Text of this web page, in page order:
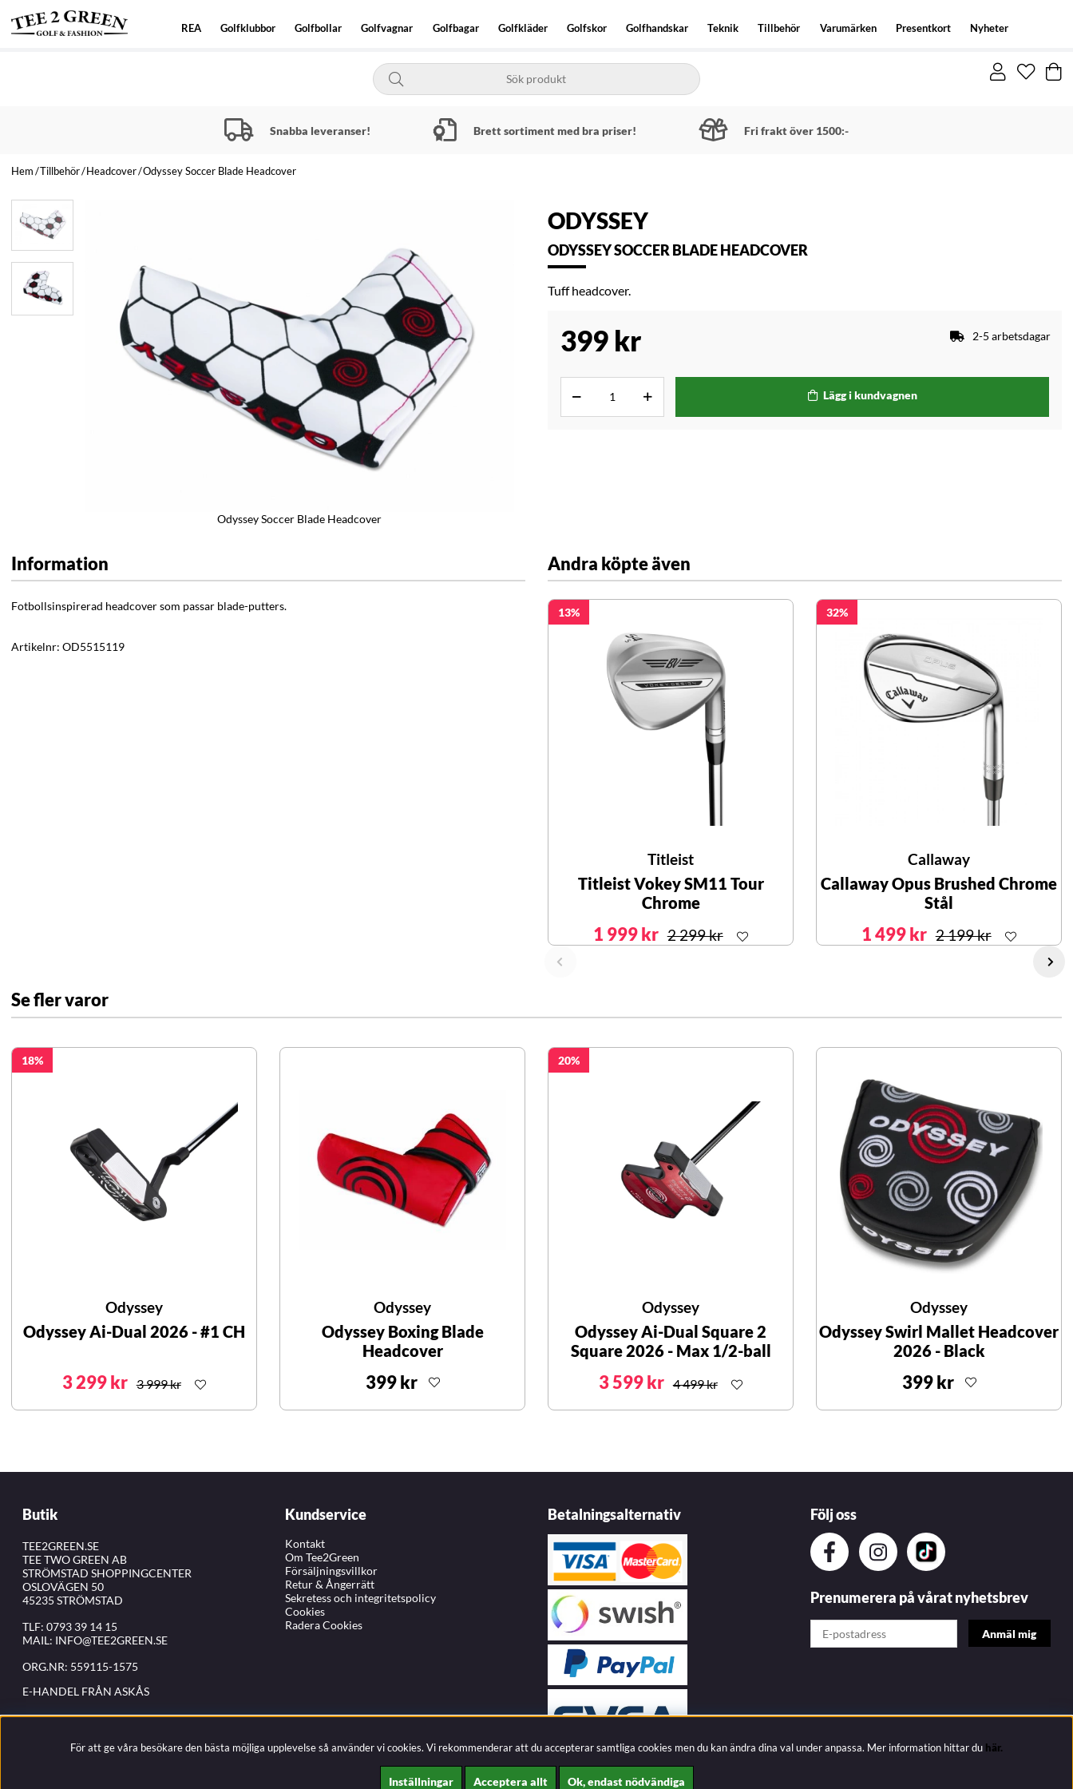
REA Golfklubbor Golfbollar Golfvagnar Golfbagar Golfkläder Golfskor Golfhandskar Teknik Tillbehör Varumärken Presentkort Nyheter
Snabba leveranser! Brett sortiment med bra priser! Fri frakt över 1500:-
Hem Tillbehör Headcover Odyssey Soccer Blade Headcover
Odyssey Soccer Blade Headcover
ODYSSEY
ODYSSEY SOCCER BLADE HEADCOVER
Tuff headcover.
399 kr 2-5 arbetsdagar
Lägg i kundvagnen
Information
Fotbollsinspirerad headcover som passar blade-putters.
Artikelnr: OD5515119
Andra köpte även
13
Titleist
Titleist Vokey SM11 Tour
Chrome
1 999 kr 2 299 kr
32
Callaway
Callaway Opus Brushed Chrome
Stål
1 499 kr 2 199 kr
Se fler varor
18
Odyssey
Odyssey Ai-Dual 2026 - #1 CH
3 299 kr 3 999 kr
Odyssey
Odyssey Boxing Blade
Headcover
399 kr
20
Odyssey
Odyssey Ai-Dual Square 2
Square 2026 - Max 1/2-ball
3 599 kr 4 499 kr
Odyssey
Odyssey Swirl Mallet Headcover
2026 - Black
399 kr
Butik
TEE2GREEN.SE
TEE TWO GREEN AB
STRÖMSTAD SHOPPINGCENTER
OSLOVÄGEN 50
45235 STRÖMSTAD
TLF: 0793 39 14 15
MAIL: INFO@TEE2GREEN.SE
ORG.NR: 559115-1575
E-HANDEL FRÅN ASKÅS
Kundservice
Kontakt
Om Tee2Green
Försäljningsvillkor
Retur & Ångerrätt
Sekretess och integritetspolicy
Cookies
Radera Cookies
Betalningsalternativ Följ oss
Prenumerera på vårat nyhetsbrev
För att ge våra besökare den bästa möjliga upplevelse så använder vi cookies. Vi rekommenderar att du accepterar samtliga cookies men du kan ändra dina val under anpassa. Mer information hittar du här.
Inställningar Acceptera allt Ok, endast nödvändiga